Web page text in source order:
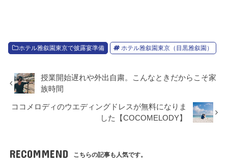
ホテル雅叙園東京で披露宴準備 ホテル雅叙園東京（目黒雅叙園）
授業開始遅れや外出自粛。こんなときだからこそ家
族時間
ココメロディのウエディングドレスが無料になりま
した【COCOMELODY】
RECOMMEND こちらの記事も人気です。